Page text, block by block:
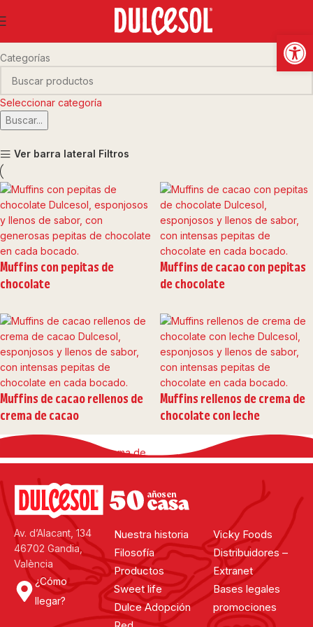
muffins Dulcesol
Categorías
Seleccionar categoría
Buscar...
Ver barra lateral Filtros
Muffins con pepitas de
chocolate
Muffins de cacao con pepitas
de chocolate
Muffins de cacao rellenos de
crema de cacao
Muffins rellenos de crema de
chocolate con leche
Muffins rellenos de crema de
dulce de leche
Av. d’Alacant, 134
46702 Gandia,
València
¿Cómo
llegar?
Nuestra historia
Filosofía
Productos
Sweet life
Dulce Adopción
Vicky Foods
Distribuidores –
Extranet
Bases legales
promociones